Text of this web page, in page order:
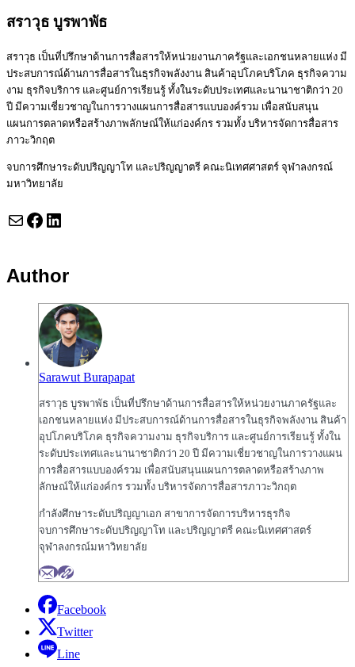
สราวุธ บูรพาพัธ
สราวุ​ธ เป็นที่ปรึกษาด้านการสื่อสารให้หน่วยงานภาครัฐและเอกชนหลายแห่ง มี
ประสบการณ์ด้านการสื่อสารในธุรกิจพลังงาน สินค้าอุปโภคบริโภค ธุรกิจความ
งาม ธุรกิจบริการ และศูนย์การเรียนรู้ ทั้งในระดับประเทศและนานาชาติกว่า 20
ปี มีความเชี่ยวชาญในการวางแผนการสื่อสารแบบองค์รวม เพื่อสนับสนุน
แผนการตลาดหรือสร้างภาพลักษณ์ให้แก่องค์กร รวมทั้ง บริหารจัดการสื่อสาร
ภาวะวิกฤต
จบการศึกษาระดับปริญญาโท และปริญญาตรี คณะนิเทศศาสตร์ จุฬาลงกรณ์
มหาวิทยาลัย
MailFacebook
LinkedIn
Author
Sarawut Burapapat
สราวุ​ธ บูรพาพัธ เป็นที่ปรึกษาด้านการสื่อสารให้หน่วยงานภาครัฐและ
เอกชนหลายแห่ง มีประสบการณ์ด้านการสื่อสารในธุรกิจพลังงาน สินค้า
อุปโภคบริโภค ธุรกิจความงาม ธุรกิจบริการ และศูนย์การเรียนรู้ ทั้งใน
ระดับประเทศและนานาชาติกว่า 20 ปี มีความเชี่ยวชาญในการวางแผน
การสื่อสารแบบองค์รวม เพื่อสนับสนุนแผนการตลาดหรือสร้างภาพ
ลักษณ์ให้แก่องค์กร รวมทั้ง บริหารจัดการสื่อสารภาวะวิกฤต
กำลังศึกษาระดับปริญญาเอก สาขาการจัดการบริหารธุรกิจ
จบการศึกษาระดับปริญญาโท และปริญญาตรี คณะนิเทศศาสตร์
จุฬาลงกรณ์มหาวิทยาลัย
Facebook
Twitter
Line